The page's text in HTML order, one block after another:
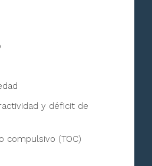
y déficit de
compulsivo (TOC)